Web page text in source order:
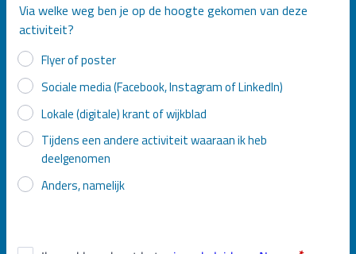
Via welke weg ben je op de hoogte gekomen van deze
activiteit?
Flyer of poster
Sociale media (Facebook, Instagram of LinkedIn)
Lokale (digitale) krant of wijkblad
Tijdens een andere activiteit waaraan ik heb
deelgenomen
Anders, namelijk